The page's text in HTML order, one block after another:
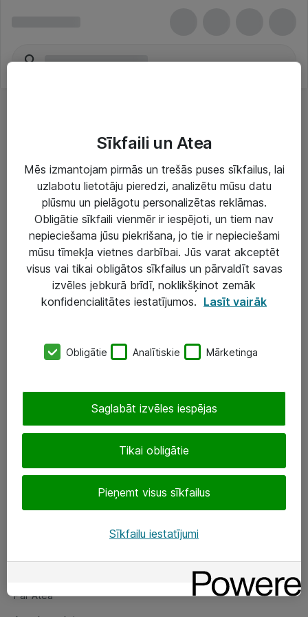
Risinājumi & Pakalpojumi
IT serviss un atbalsts
IT infrastruktūra
Darba vietu IT risinājumi
Serveri un datu centri
SIA „ATEA”
eShop@atea.lv
Sekojiet mums
Par Atea
Par Atea
Sīkfaili un Atea
Mēs izmantojam pirmās un trešās puses sīkfailus, lai
uzlabotu lietotāju pieredzi, analizētu mūsu datu
plūsmu un pielāgotu personalizētas reklāmas.
Obligātie sīkfaili vienmēr ir iespējoti, un tiem nav
nepieciešama jūsu piekrišana, jo tie ir nepieciešami
mūsu tīmekļa vietnes darbībai. Jūs varat akceptēt
visus vai tikai obligātos sīkfailus un pārvaldīt savas
izvēles jebkurā brīdī, noklikšķinot zemāk
konfidencialitātes iestatījumos. Lasīt vairāk
Obligātie Analītiskie Mārketinga
Tikai obligātie
Pieņemt visus sīkfailus
Saglabāt izvēles iespējas
Sīkfailu iestatījumi